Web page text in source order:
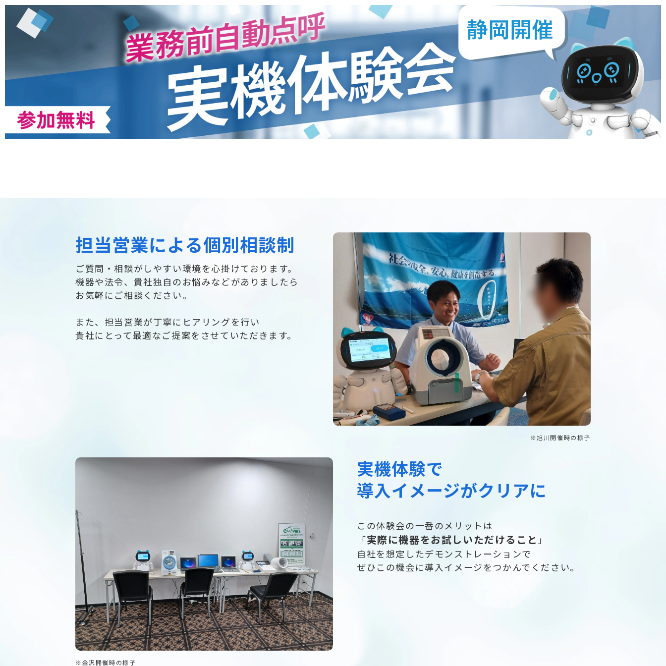
担当営業による個別相談制
ご質問・相談がしやすい環境を心掛けております。
機器や法令、貴社独自のお悩みなどがありましたら
お気軽にご相談ください。
また、担当営業が丁寧にヒアリングを行い
貴社にとって最適なご提案をさせていただきます。
※旭川開催時の様子
※金沢開催時の様子
実機体験で
導入イメージがクリアに
この体験会の一番のメリットは
「実際に機器をお試しいただけること 」
自社を想定したデモンストレーションで
ぜひこの機会に導入イメージをつかんでください。